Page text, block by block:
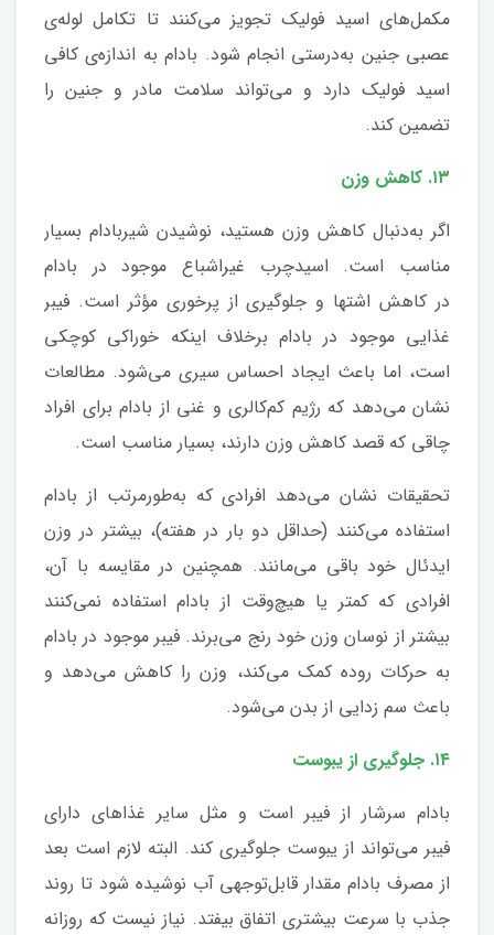
مکمل‌های اسید فولیک تجویز می‌کنند تا تکامل لوله‌ی
عصبی جنین به‌درستی انجام شود. بادام به اندازه‌ی کافی
اسید فولیک دارد و می‌تواند سلامت مادر و جنین را
تضمین کند.
۱۳. کاهش وزن
اگر به‌دنبال کاهش وزن هستید، نوشیدن شیربادام بسیار
مناسب است. اسیدچرب غیراشباع موجود در بادام
در کاهش اشتها و جلوگیری از پرخوری مؤثر است. فیبر
غذایی موجود در بادام برخلاف اینکه خوراکی کوچکی
است، اما باعث ایجاد احساس سیری می‌شود. مطالعات
نشان می‌دهد که رژیم کم‌کالری و غنی از بادام برای افراد
چاقی که قصد کاهش وزن دارند، بسیار مناسب است.
تحقیقات نشان می‌دهد افرادی که به‌طورمرتب از بادام
استفاده می‌کنند (حداقل دو بار در هفته)، بیشتر در وزن
ایدئال خود باقی می‌مانند. همچنین در مقایسه با آن،
افرادی که کمتر یا هیچ‌وقت از بادام استفاده نمی‌کنند
بیشتر از نوسان وزن خود رنج می‌برند. فیبر موجود در بادام
به حرکات روده کمک می‌کند، وزن را کاهش می‌دهد و
باعث سم زدایی از بدن می‌شود.
۱۴. جلوگیری از یبوست
بادام سرشار از فیبر است و مثل سایر غذاهای دارای
فیبر می‌تواند از یبوست جلوگیری کند. البته لازم است بعد
از مصرف بادام مقدار قابل‌توجهی آب نوشیده شود تا روند
جذب با سرعت بیشتری اتفاق بیفتد. نیاز نیست که روزانه